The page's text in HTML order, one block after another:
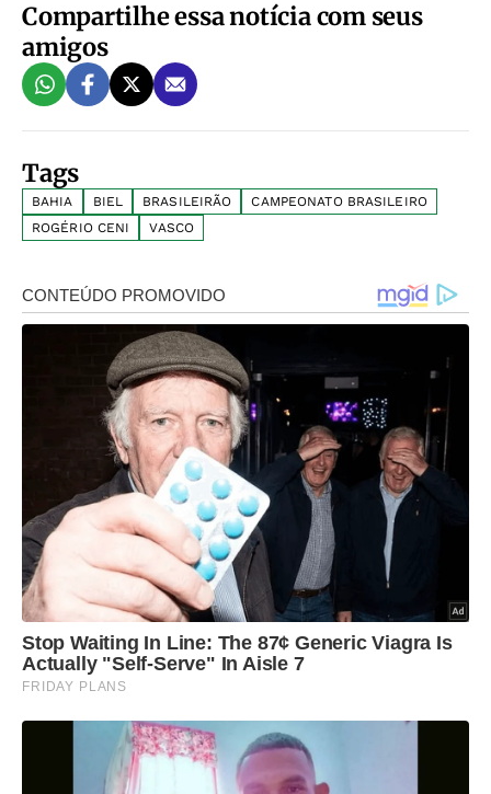
Compartilhe essa notícia com seus
amigos
Tags
BAHIA BIEL BRASILEIRÃO
CAMPEONATO BRASILEIRO
ROGÉRIO CENI
VASCO